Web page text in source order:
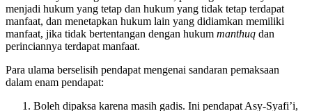
dari selainnya. Sebagaimana diketahui, pembagian selainnya
menjadi hukum yang tetap dan hukum yang tidak tetap terdapat
manfaat, dan menetapkan hukum lain yang didiamkan memiliki
manfaat, jika tidak bertentangan dengan hukum
Para ulama berselisih pendapat mengenai sandaran pemaksaan